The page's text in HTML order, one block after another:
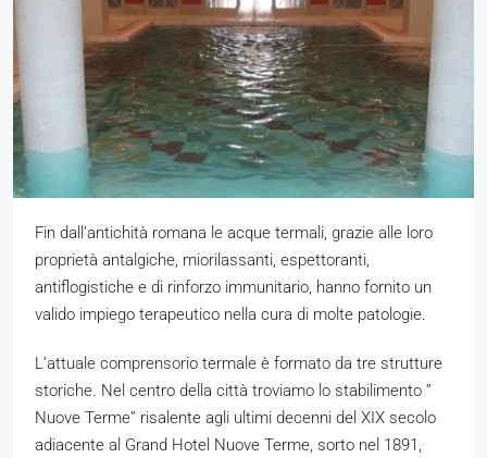
Fin dall’antichità romana le acque termali, grazie alle loro
proprietà antalgiche, miorilassanti, espettoranti,
antiflogistiche e di rinforzo immunitario, hanno fornito un
valido impiego terapeutico nella cura di molte patologie.
L’attuale comprensorio termale è formato da tre strutture
storiche. Nel centro della città troviamo lo stabilimento ”
Nuove Terme” risalente agli ultimi decenni del XIX secolo
adiacente al Grand Hotel Nuove Terme, sorto nel 1891,